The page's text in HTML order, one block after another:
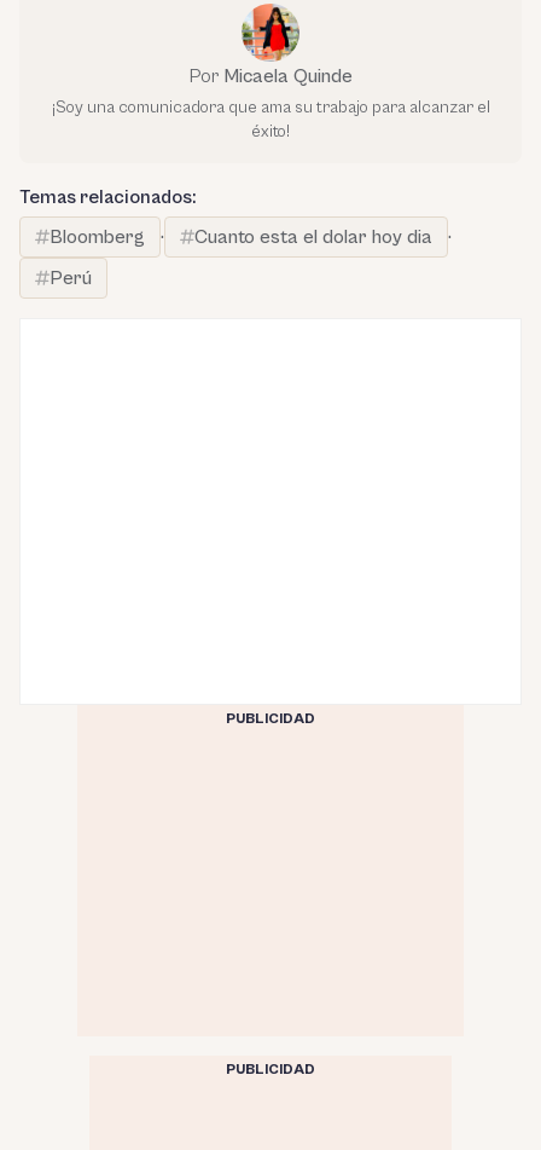
Por Micaela Quinde
¡Soy una comunicadora que ama su trabajo para alcanzar el
éxito!
Temas relacionados:
Bloomberg
· Cuanto esta el dolar hoy dia
·
Perú
PUBLICIDAD
PUBLICIDAD